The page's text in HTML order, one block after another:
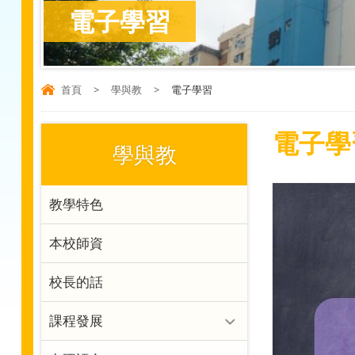
電子學習
首頁 > 學與教 > 電子學習
電子
學與教
教學特色
本校師資
校長的話
課程發展